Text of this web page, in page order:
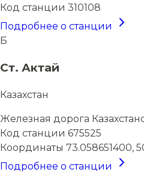
Код станции 310108
Подробнее о станции
Б
Ст. Актай
Казахстан
Железная дорога
Код станции 675525
Координаты 73.058651400,
Подробнее о станции